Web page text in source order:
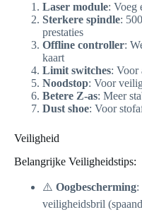
Laser module: Voeg
Sterkere spindle:
prestaties
Offline controller:
kaart
Limit switches: Voor
Noodstop: Voor
Betere Z-as: Meer
Dust shoe: Voor
Veiligheid
Belangrijke Veiligheidstips:
⚠️ Oogbescherming:
veiligheidsbril